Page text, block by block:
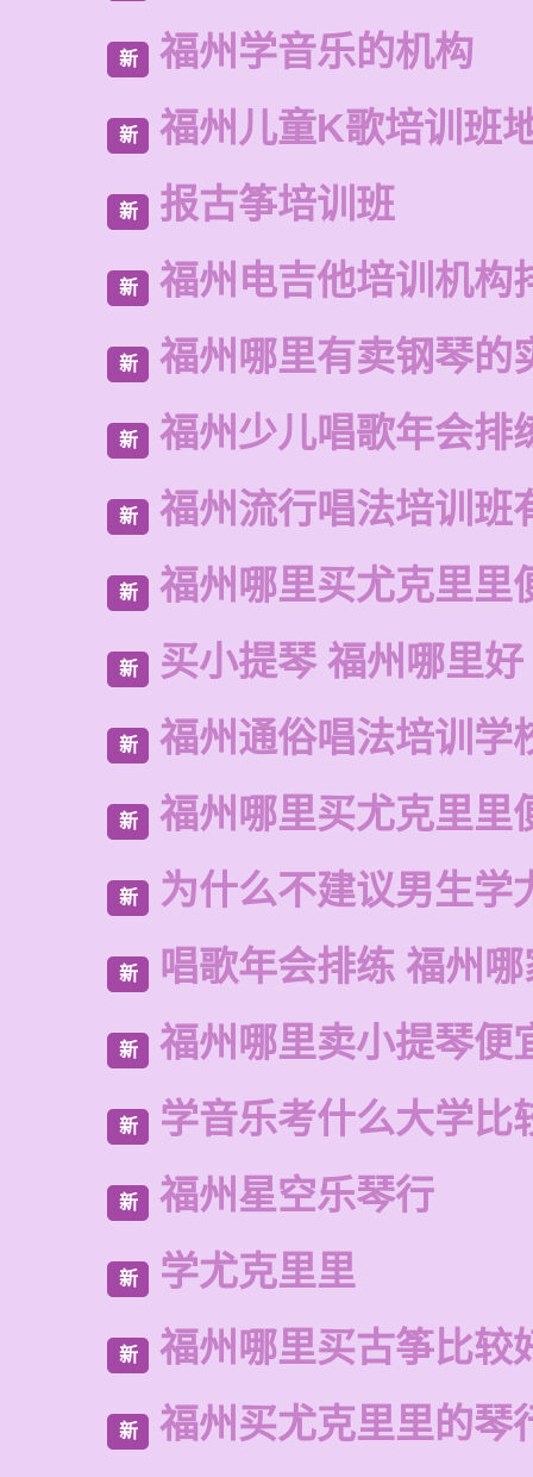
新 福州学音乐的机构
新 福州儿童K歌培训班
新 报古筝培训班
新 福州电吉他培训机构
新 福州哪里有卖钢琴的
新 福州少儿唱歌年会排
新 福州流行唱法培训班
新 福州哪里买尤克里里
新 买小提琴 福州哪里好
新 福州通俗唱法培训学
新 福州哪里买尤克里里
新 为什么不建议男生学
新 唱歌年会排练 福州
新 福州哪里卖小提琴便
新 学音乐考什么大学比
新 福州星空乐琴行
新 学尤克里里
新 福州哪里买古筝比较
新 福州买尤克里里的琴